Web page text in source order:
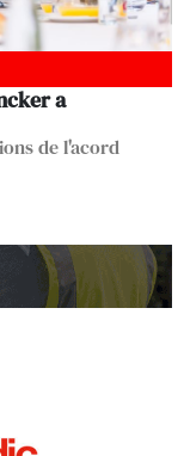
a
de l'acord